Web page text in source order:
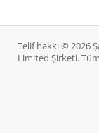
Telif hakkı © 2026
Limited Şirketi. Tüm